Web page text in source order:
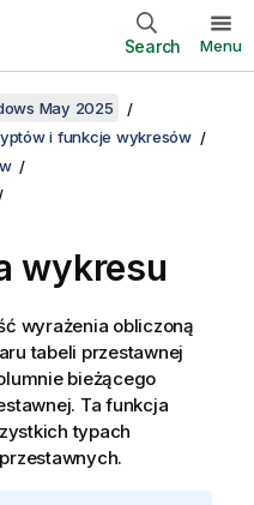
Search Menu
May 2025
i funkcje wykresów
wykresu
wyrażenia obliczoną
tabeli przestawnej
bieżącego
Ta funkcja
typach